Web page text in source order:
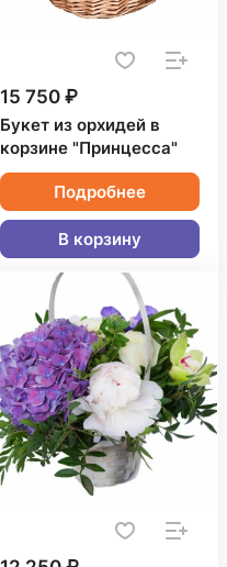
15 750 ₽
Букет из орхидей в
корзине "Принцесса"
Подробнее
В корзину